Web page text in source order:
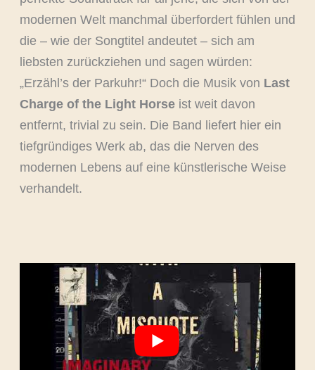
modernen Welt manchmal überfordert fühlen und
die – wie der Songtitel andeutet – sich am
liebsten zurückziehen und sagen würden:
„Erzähl’s der Parkuhr!“ Doch die Musik von Last
Charge of the Light Horseist weit davon
entfernt, trivial zu sein. Die Band liefert hier ein
tiefgründiges Werk ab, das die Nerven des
modernen Lebens auf eine künstlerische Weise
verhandelt.